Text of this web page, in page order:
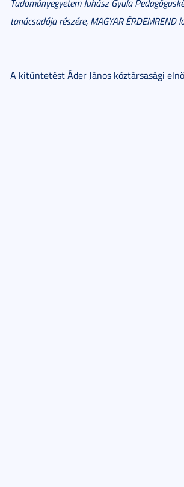
Tudományegyetem Juhász Gyula
tanácsadója részére, MAGYAR
A kitüntetést Áder János köztársasági